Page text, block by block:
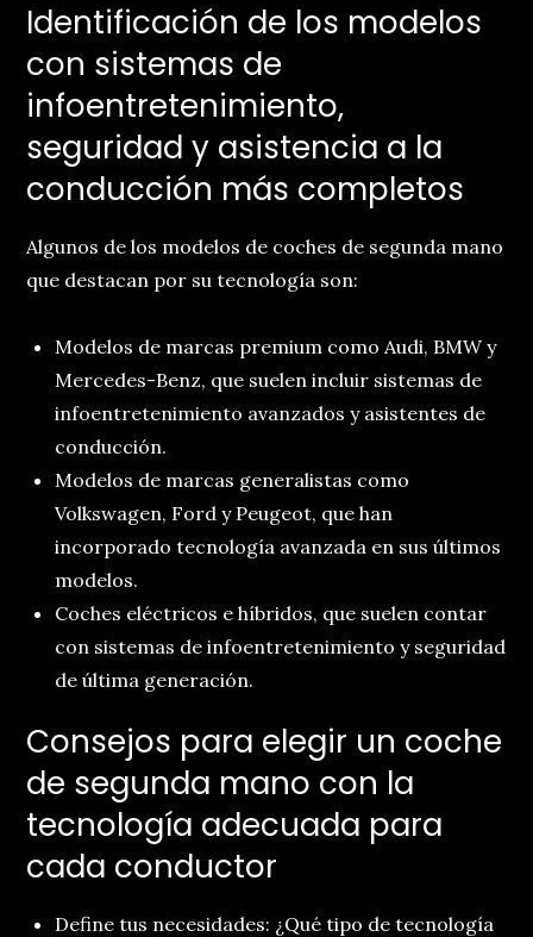
Identificación de los modelos
con sistemas de
infoentretenimiento,
seguridad y asistencia a la
conducción más completos
Algunos de los modelos de coches de segunda mano
que destacan por su tecnología son:
Modelos de marcas premium como Audi, BMW y
Mercedes-Benz, que suelen incluir sistemas de
infoentretenimiento avanzados y asistentes de
conducción.
Modelos de marcas generalistas como
Volkswagen, Ford y Peugeot, que han
incorporado tecnología avanzada en sus últimos
modelos.
Coches eléctricos e híbridos, que suelen contar
con sistemas de infoentretenimiento y seguridad
de última generación.
Consejos para elegir un coche
de segunda mano con la
tecnología adecuada para
cada conductor
Define tus necesidades: ¿Qué tipo de tecnología